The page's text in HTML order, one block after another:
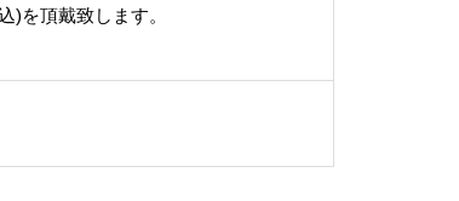
)を頂戴致します。